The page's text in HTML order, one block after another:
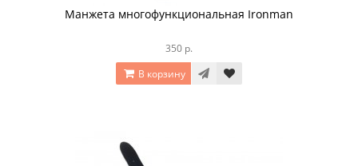
Манжета многофункциональная Ironman
350 р.
В корзину